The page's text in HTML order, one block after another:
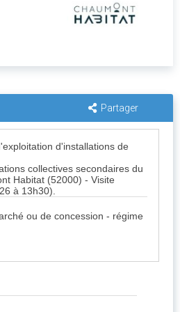
Partager
d'installations de
collectives secondaires du
Habitat (52000) - Visite
à 13h30).
ou de concession - régime